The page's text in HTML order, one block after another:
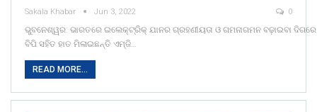
Sakala Khabar Jun 3, 2022 0
ଭୁବନେଶ୍ୱର: ଭାରତରେ ଇଲେକ୍ଟ୍ରିକ୍ ଯାନର ଗ୍ରହଣୀୟତା ଓ ଗମନାଗମନ ବଢ଼ାଇବା
ବିପି ସହିତ ହାତ ମିଳାଇଛନ୍ତି ଏମ୍‌ଜି…
READ MORE...